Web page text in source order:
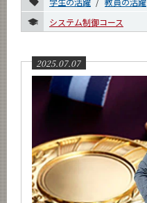
システム制御コース
2025.07.07
課程別
2026年
2025年
6月